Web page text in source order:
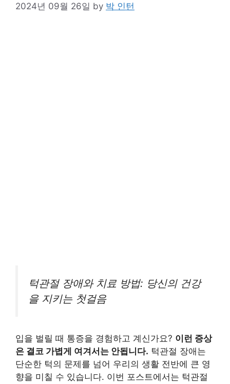
2024년 09월 26일 by 박 인턴
턱관절 장애와 치료 방법: 당신의 건강
을 지키는 첫걸음
입을 벌릴 때 통증을 경험하고 계신가요? 이런 증상
은 결코 가볍게 여겨서는 안됩니다. 턱관절 장애는
단순한 턱의 문제를 넘어 우리의 생활 전반에 큰 영
향을 미칠 수 있습니다. 이번 포스트에서는 턱관절